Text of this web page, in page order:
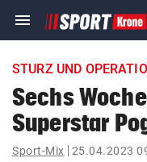
menu Navigation
ein-/ausklappen
account_circle Anmelden
STURZ UND
Sechs
Superstar
Sport-Mix 25.04.2023